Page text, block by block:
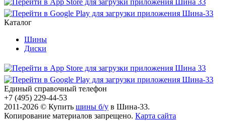
Каталог
Шины
Диски
Единый справочный телефон
+7 (495) 229-44-53
2011-2026 © Купить шины б/у в Шина-33.
Копирование материалов запрещено. Карта сайта